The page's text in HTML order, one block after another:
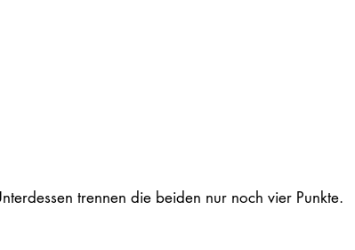
trennen die beiden nur noch vier Punkte.